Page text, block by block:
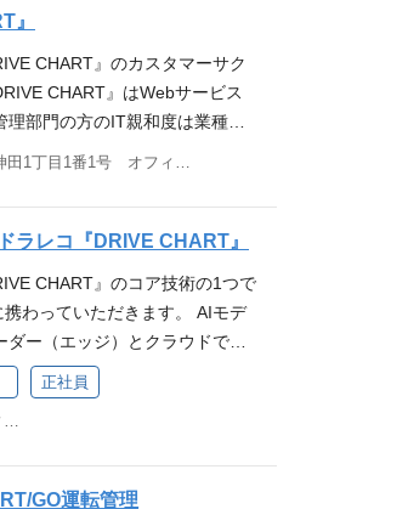
売戦略を立案し、事業のトッ
顧客課題および意思決定プロセ
いてアカウントマネージャー
の推進 ・顧客からのフィード
客との長期的なリレーション構
ルスとして継続的な成果を残
決型の営業提案を行ってきた経
のご経験をお持ちの方 ・エン
ある方 ・長期親交を深めなが
がある方 ・複数商材を扱った
スキル ・SaaSプロダクトの営
ての営業、導入支援 、 コンサ
』
CHART』のカスタマーサク
CHART』はWebサービス
部門の方のIT親和度は業種毎
故削減効果を出していただけ
的にフォローする必要があり
進を担っていただける方を想定
の成功体験の設計・構築・実行
大手顧客のアカウントマネージ
社ではなく、GOドライブ株
る経験 ・スキル ・法人営業
の方 ・Webサービスにおける
ザーの定量・定性両面の情報を
・プロジェクトマネージメン
む）と大企業、両方での実務
ラレコ『DRIVE CHART』
CHART』のコア技術の1つで
わっていただきます。 AIモデ
ー（エッジ）とクラウドで動
、脇見運転や一時不停止など
します。検出されたシーンの
転を振り返る際に活用されて
両10万台を超え、日々多くの企
正社員
GO運転管理